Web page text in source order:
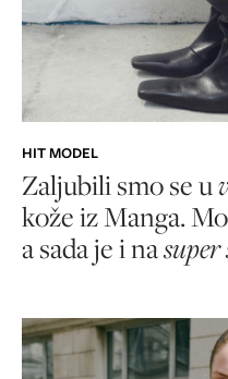
HIT MODEL
Zaljubili smo se u
kože iz Manga.
a sada je i na